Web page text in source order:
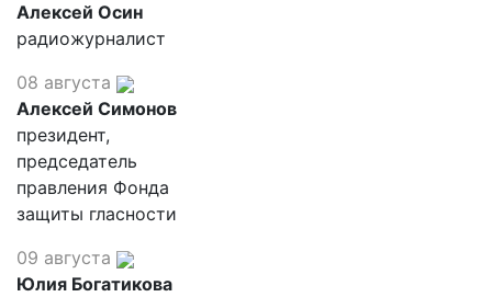
Алексей Осин
радиожурналист
08 августа
Алексей Симонов
президент,
председатель
правления Фонда
защиты гласности
09 августа
Юлия Богатикова